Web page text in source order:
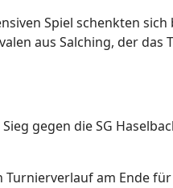
Spiel schenkten sich
aus Salching, der das
gegen die SG
am Ende